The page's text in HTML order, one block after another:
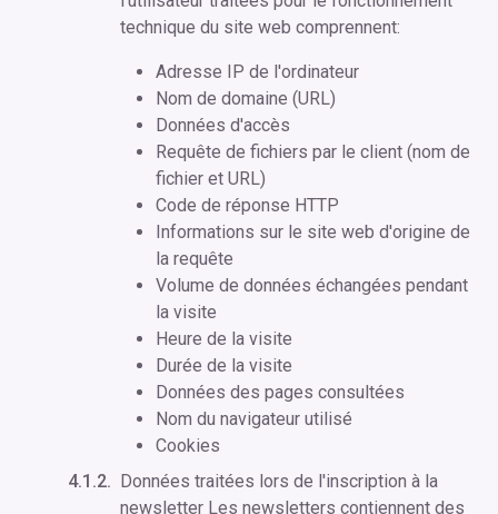
technique du site web comprennent:
Adresse IP de l'ordinateur
Nom de domaine (URL)
Données d'accès
Requête de fichiers par le client (nom de
fichier et URL)
Code de réponse HTTP
Informations sur le site web d'origine de
la requête
Volume de données échangées pendant
la visite
Heure de la visite
Durée de la visite
Données des pages consultées
Nom du navigateur utilisé
Cookies
Données traitées lors de l'inscription à la
newsletter Les newsletters contiennent des